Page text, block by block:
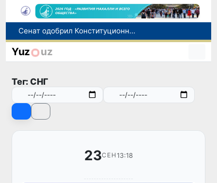
В Ташкенте задержали подозреваемых в распространении крупной партии наркотиков
В Узбекистане упростят назначение пенсий по инвалидности
Сенат одобрил Конституционный закон о правовом статусе Администрации Президента Республики Узбекистан
Yuz uz
Тег: СНГ
23СЕН13:18